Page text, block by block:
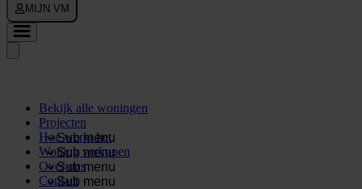
MIJN VM
Bekijk alle woningen
Projecten
Sub menu
Hoe werkt het
Sub menu
Woning verkopen
Sub menu
Over ons
Sub menu
Contact